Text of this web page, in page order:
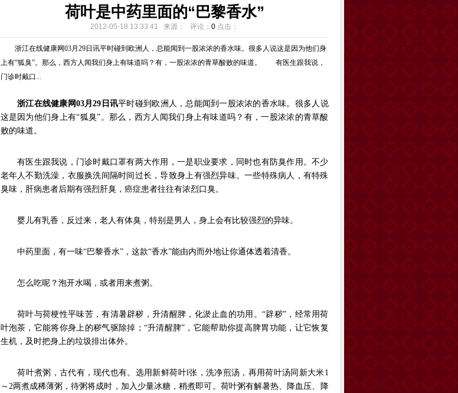
荷叶是中药里面的“巴黎香水”
2012-05-18 13:33:41 来源： 评论： 0 点击：
浙江在线健康网03月29日讯平时碰到欧洲人，总能闻到一股浓浓的香水味。很多人说这是因为他们身
上有“狐臭”。那么，西方人闻我们身上有味道吗？有，一股浓浓的青草酸败的味道。 有医生跟我说，
门诊时戴口...
浙江在线健康网03月29日讯平时碰到欧洲人，总能闻到一股浓浓的香水味。很多人说
这是因为他们身上有“狐臭”。那么，西方人闻我们身上有味道吗？有，一股浓浓的青草酸
败的味道。
有医生跟我说，门诊时戴口罩有两大作用，一是职业要求，同时也有防臭作用。不少
老年人不勤洗澡，衣服换洗间隔时间过长，导致身上有强烈异味。一些特殊病人，有特殊
臭味，肝病患者后期有强烈肝臭，癌症患者往往有浓烈口臭。
婴儿有乳香，反过来，老人有体臭，特别是男人，身上会有比较强烈的异味。
中药里面，有一味“巴黎香水”，这款“香水”能由内而外地让你通体透着清香。
怎么吃呢？泡开水喝，或者用来煮粥。
荷叶与荷梗性平味苦，有清暑辟秽，升清醒脾，化淤止血的功用。“辟秽”，经常用荷
叶泡茶，它能将你身上的秽气驱除掉；“升清醒脾”，它能帮助你提高脾胃功能，让它恢复
生机，及时把身上的垃圾排出体外。
荷叶煮粥，古代有，现代也有。选用新鲜荷叶l张，洗净煎汤，再用荷叶汤同新大米1
～2两煮成稀薄粥，待粥将成时，加入少量冰糖，稍煮即可。荷叶粥有解暑热、降血压、降